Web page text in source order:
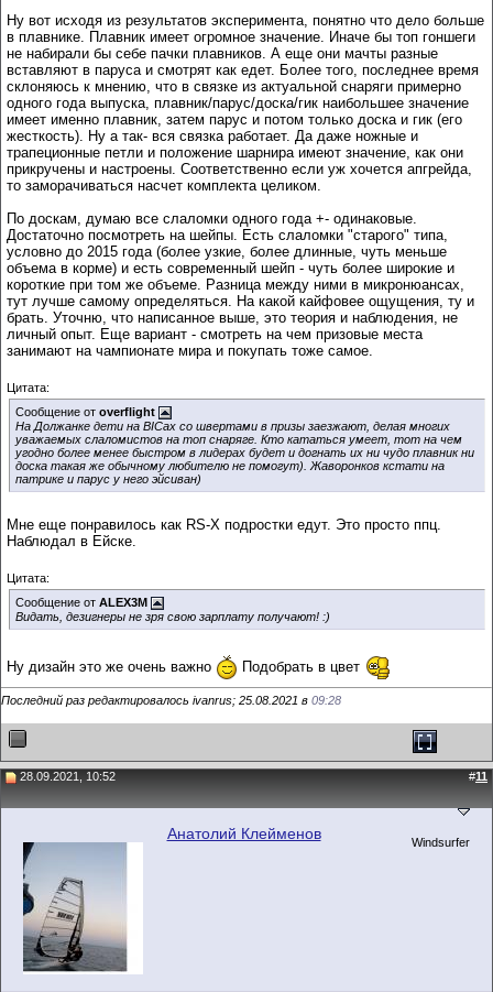
Ну вот исходя из результатов эксперимента, понятно что дело больше
в плавнике. Плавник имеет огромное значение. Иначе бы топ гоншеги
не набирали бы себе пачки плавников. А еще они мачты разные
вставляют в паруса и смотрят как едет. Более того, последнее время
склоняюсь к мнению, что в связке из актуальной снаряги примерно
одного года выпуска, плавник/парус/доска/гик наибольшее значение
имеет именно плавник, затем парус и потом только доска и гик (его
жесткость). Ну а так- вся связка работает. Да даже ножные и
трапеционные петли и положение шарнира имеют значение, как они
прикручены и настроены. Соответственно если уж хочется апгрейда,
то заморачиваться насчет комплекта целиком.
По доскам, думаю все слаломки одного года +- одинаковые.
Достаточно посмотреть на шейпы. Есть слаломки "старого" типа,
условно до 2015 года (более узкие, более длинные, чуть меньше
объема в корме) и есть современный шейп - чуть более широкие и
короткие при том же объеме. Разница между ними в микронюансах,
тут лучше самому определяться. На какой кайфовее ощущения, ту и
брать. Уточню, что написанное выше, это теория и наблюдения, не
личный опыт. Еще вариант - смотреть на чем призовые места
занимают на чампионате мира и покупать тоже самое.
Цитата:
Сообщение от overflight
На Должанке дети на BICах со швертами в призы заезжают, делая многих
уважаемых слаломистов на топ снаряге. Кто кататься умеет, тот на чем
угодно более менее быстром в лидерах будет и догнать их ни чудо плавник ни
доска такая же обычному любителю не помогут). Жаворонков кстати на
патрике и парус у него эйсиван)
Мне еще понравилось как RS-X подростки едут. Это просто ппц.
Наблюдал в Ейске.
Цитата:
Сообщение от ALEX3M
Видать, дезигнеры не зря свою зарплату получают! :)
Ну дизайн это же очень важно Подобрать в цвет
Последний раз редактировалось ivanrus; 25.08.2021 в 09:28
28.09.2021, 10:52 #11
Анатолий Клейменов Windsurfer